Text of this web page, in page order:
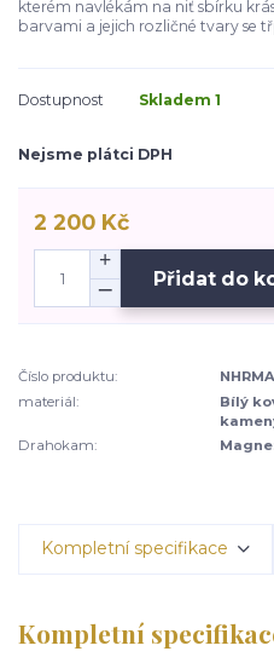
kterém navlékám na niť sbírku
barvami a jejich rozličné tvary se
Dostupnost Skladem 1
Nejsme plátci DPH
2 200 Kč
Přidat do
Číslo produktu:
materiál:
Bílý
Drahokam:
Kompletní specifikace
Kompletní